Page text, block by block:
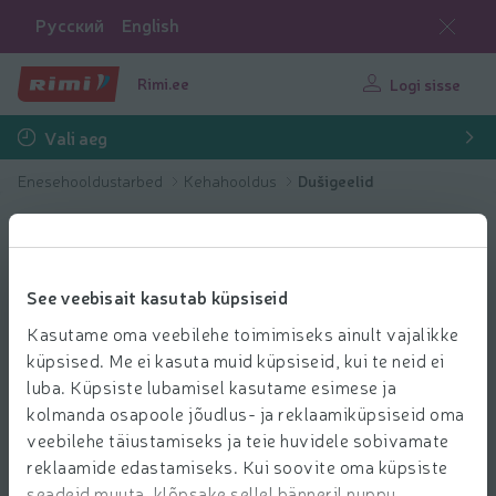
See veebisait kasutab küpsiseid
Kasutame oma veebilehe toimimiseks ainult vajalikke
küpsised. Me ei kasuta muid küpsiseid, kui te neid ei
luba. Küpsiste lubamisel kasutame esimese ja
kolmanda osapoole jõudlus- ja reklaamiküpsiseid oma
veebilehe täiustamiseks ja teie huvidele sobivamate
reklaamide edastamiseks. Kui soovite oma küpsiste
Русский English
Rimi.ee Logi sisse
Vali aeg
Enesehooldustarbed Kehahooldus Dušigeelid